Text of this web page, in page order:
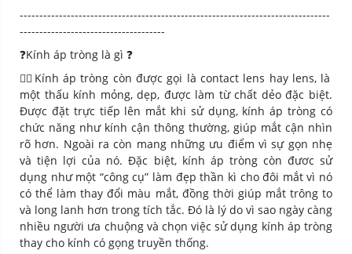
-------------------------------------------------------------------------------
-------------------------------------
❓Kính áp tròng là gì ❓
💁‍♀️Kính áp tròng còn được gọi là contact lens hay lens, là
một thấu kính mỏng, dẹp, được làm từ chất dẻo đặc biệt.
Được đặt trực tiếp lên mắt khi sử dụng, kính áp tròng có
chức năng như kính cận thông thường, giúp mắt cận nhìn
rõ hơn. Ngoài ra còn mang những ưu điểm vì sự gọn nhẹ
và tiện lợi của nó. Đặc biệt, kính áp tròng còn đươc sử
dụng như một “công cụ” làm đẹp thần kì cho đôi mắt vì nó
có thể làm thay đổi màu mắt, đồng thời giúp mắt trông to
và long lanh hơn trong tích tắc. Đó là lý do vì sao ngày càng
nhiều người ưa chuộng và chọn việc sử dụng kính áp tròng
thay cho kính có gọng truyền thống.